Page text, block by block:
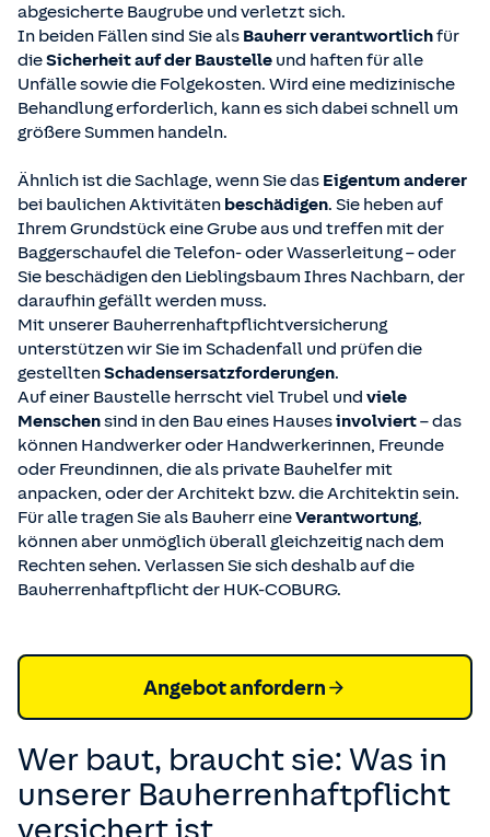
abgesicherte Baugrube und verletzt sich.
In beiden Fällen sind Sie als Bauherr verantwortlichfür
dieSicherheit auf der Baustelle und haften für alle
Unfälle sowie die Folgekosten. Wird eine medizinische
Behandlung erforderlich, kann es sich dabei schnell um
größere Summen handeln.
Ähnlich ist die Sachlage, wenn Sie das Eigentum anderer
bei baulichen Aktivitäten beschädigen. Sie heben auf
Ihrem Grundstück eine Grube aus und treffen mit der
Baggerschaufel die Telefon- oder Wasserleitung – oder
Sie beschädigen den Lieblingsbaum Ihres Nachbarn, der
daraufhin gefällt werden muss.
Mit unserer Bauherrenhaftpflichtversicherung
unterstützen wir Sie im Schadenfall und prüfen die
gestelltenSchadensersatzforderungen.
Auf einer Baustelle herrscht viel Trubel und viele
Menschensind in den Bau eines Hausesinvolviert– das
können Handwerker oder Handwerkerinnen, Freunde
oder Freundinnen, die als private Bauhelfer mit
anpacken, oder der Architekt bzw. die Architektin sein.
Für alle tragen Sie als Bauherr eineVerantwortung,
können aber unmöglich überall gleichzeitig nach dem
Rechten sehen. Verlassen Sie sich deshalb auf die
Bauherrenhaftpflicht der HUK-COBURG.
Angebot anfordern
Wer baut, braucht sie: Was in
unserer Bauherren­haftpflicht
versichert ist